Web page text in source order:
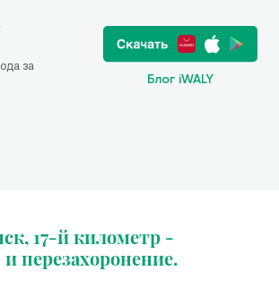
за
Блог iWALY
17-й километр -
перезахоронение.